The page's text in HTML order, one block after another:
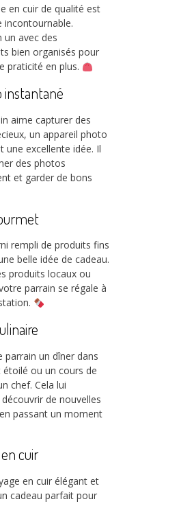
en cuir de qualité est
incontournable.
un avec des
bien organisés pour
praticité en plus.
instantané
aime capturer des
un appareil photo
une excellente idée. Il
des photos
et garder de bons
rempli de produits fins
belle idée de cadeau.
produits locaux ou
parrain se régale à
parrain un dîner dans
ou un cours de
chef. Cela lui
de nouvelles
passant un moment
cuir
en cuir élégant et
cadeau parfait pour